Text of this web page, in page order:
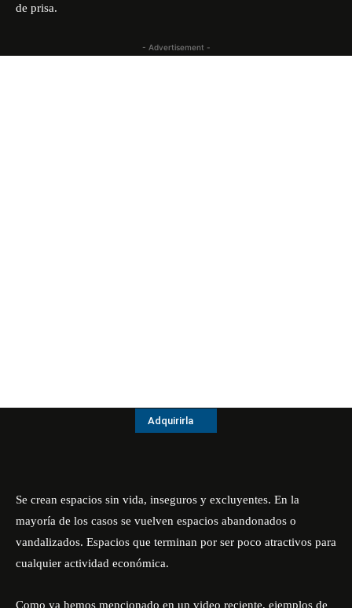
de prisa.
- Advertisement -
Adquirirla
Se crean espacios sin vida, inseguros y excluyentes. En la
mayoría de los casos se vuelven espacios abandonados o
vandalizados. Espacios que terminan por ser poco atractivos para
cualquier actividad económica.
Como ya hemos mencionado en un video reciente, ejemplos de